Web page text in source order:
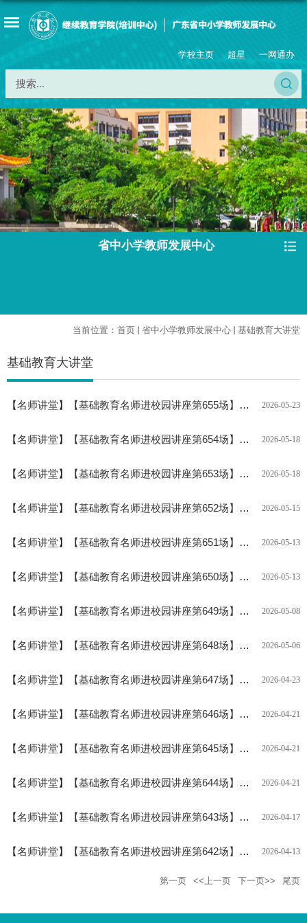
学校主页 超星 一网通办
省中小学教师发展中心
当前位置： 首页 省中小学教师发展中心 基础教育大讲堂
基础教育大讲堂
【名师讲堂】 【基础教育名师进校园讲座第655场】预告：惠州市实验中学高级教师李双月将来我校做讲座 2026-05-23
【名师讲堂】 【基础教育名师进校园讲座第654场】预告：东莞市长安实验中学党委书记李粤红将来我校做讲座 2026-05-18
【名师讲堂】 【基础教育名师进校园讲座第653场】预告：惠州市中建麦绍棠学校副校长黄女玲将来我校做讲座 2026-05-18
【名师讲堂】 【基础教育名师进校园讲座第652场】预告：惠州市教育科学研究院教研员余伟铭将来我校做讲座 2026-05-15
【名师讲堂】 【基础教育名师进校园讲座第651场】预告：惠州中学教研室副主任陈海峰将来我校做讲座 2026-05-13
【名师讲堂】 【基础教育名师进校园讲座第650场】预告：东莞市松山湖第一初级中学语文高级教师王睿凯将来我校做讲座 2026-05-13
【名师讲堂】 【基础教育名师进校园讲座第649场】预告：惠州市第十一小学校长温治兵将来我校做讲座 2026-05-08
【名师讲堂】 【基础教育名师进校园讲座第648场】预告：东莞市万江第二小学党总支书记徐淑仪将来我校做讲座 2026-05-06
【名师讲堂】 【基础教育名师进校园讲座第647场】预告：惠东县平山第五小学黄燕舞将来我校做讲座 2026-04-23
【名师讲堂】 【基础教育名师进校园讲座第646场】预告：惠东县大岭第五小学钟莉将来我校做讲座 2026-04-21
【名师讲堂】 【基础教育名师进校园讲座第645场】预告：广州市增城区派潭中学语文高级教师姚达秋将来我校做讲座 2026-04-21
【名师讲堂】 【基础教育名师进校园讲座第644场】预告：深圳市福田区香港中文大学（深圳）附属天健小学副校长肖江平将来我校做讲座 2026-04-21
【名师讲堂】 【基础教育名师进校园讲座第643场】预告：博罗县教育发展中心中学高级教师李彩群将来我校做讲座 2026-04-17
【名师讲堂】 【基础教育名师进校园讲座第642场】预告：惠州市惠城区群朗小学谢桂莲将来我校做讲座 2026-04-13
第一页 <<上一页 下一页>> 尾页